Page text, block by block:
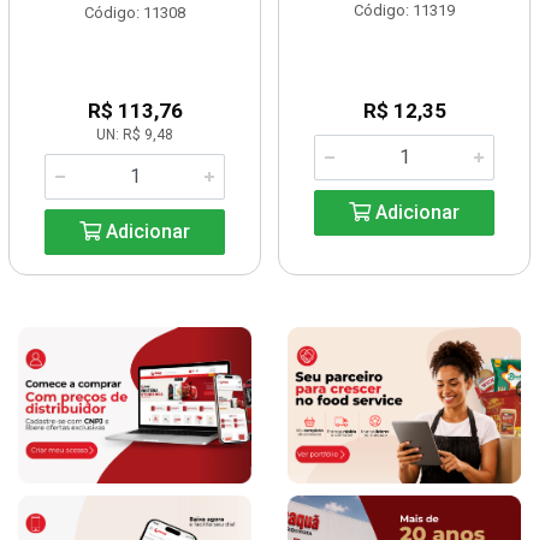
Código: 11308
R$ 113,76
UN: R$ 9,48
Adicionar
Código: 11319
R$ 12,35
Adicionar